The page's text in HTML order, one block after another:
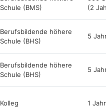
Schule (BMS)
(2
Berufsbildende höhere
Schule (BHS)
5
Berufsbildende höhere
Schule (BHS)
5
Kolleg 1 Jahr